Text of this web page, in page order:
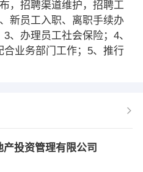
，招聘渠道维护，招聘工
新员工入职、离职手续办
、办理员工社会保险；4、
业务部门工作；5、推行
投资管理有限公司